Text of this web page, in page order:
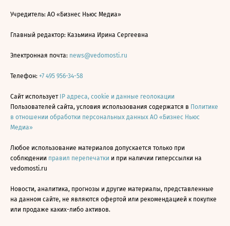
Учредитель: АО «Бизнес Ньюс Медиа»
Главный редактор: Казьмина Ирина Сергеевна
Электронная почта: news@vedomosti.ru
Телефон: +7 495 956-34-58
Сайт использует IP адреса, cookie и данные геолокации
Пользователей сайта, условия использования содержатся в Политике
в отношении обработки персональных данных АО «Бизнес Ньюс
Медиа»
Любое использование материалов допускается только при
соблюдении правил перепечатки и при наличии гиперссылки на
vedomosti.ru
Новости, аналитика, прогнозы и другие материалы, представленные
на данном сайте, не являются офертой или рекомендацией к покупке
или продаже каких-либо активов.